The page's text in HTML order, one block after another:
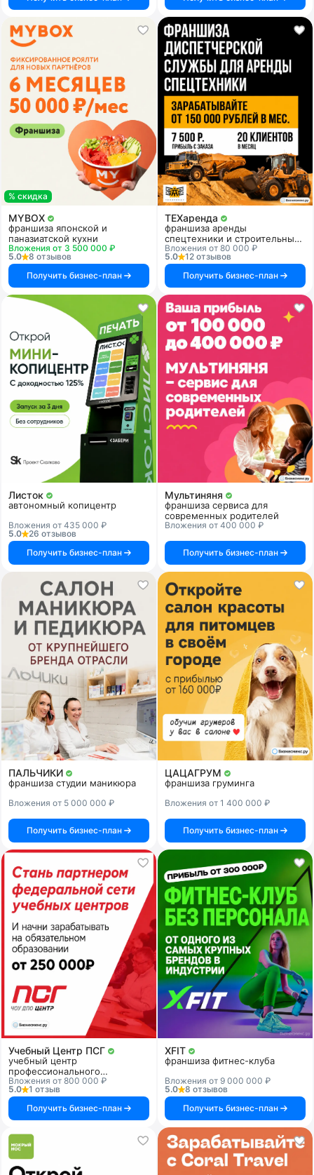
% скидка
MYBOX
франшиза японской и
паназиатской кухни
Вложения от 3 500 000 ₽
5.0
8 отзывов
Получить бизнес-план
ТЕХаренда
франшиза аренды
спецтехники и строительных
услуг
Вложения от 80 000 ₽
5.0
12 отзывов
Получить бизнес-план
Листок
автономный копицентр
Вложения от 435 000 ₽
5.0
26 отзывов
Получить бизнес-план
Мультиняня
франшиза сервиса для
современных родителей
Вложения от 400 000 ₽
Получить бизнес-план
ПАЛЬЧИКИ
франшиза студии маникюра
Вложения от 5 000 000 ₽
Получить бизнес-план
ЦАЦАГРУМ
франшиза груминга
Вложения от 1 400 000 ₽
Получить бизнес-план
Учебный Центр ПСГ
учебный центр
профессионального
образования
Вложения от 800 000 ₽
5.0
1 отзыв
Получить бизнес-план
XFIT
франшиза фитнес-клуба
Вложения от 9 000 000 ₽
5.0
8 отзывов
Получить бизнес-план